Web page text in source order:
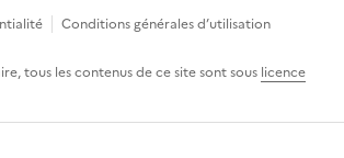
Conditions générales d’utilisation
tous les contenus de ce site sont sous licence